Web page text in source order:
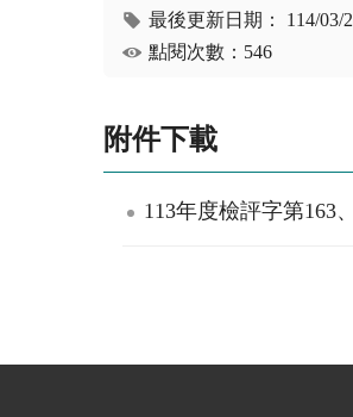
最後更新日期： 114/03/
點閱次數：546
附件下載
113年度檢評字第163